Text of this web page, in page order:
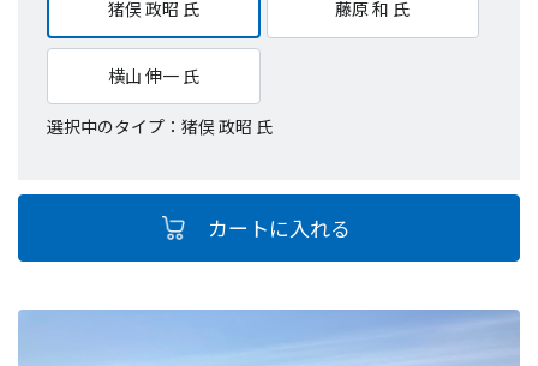
猪俣 政昭 氏 藤原 和 氏
横山 伸一 氏
選択中のタイプ：猪俣 政昭 氏